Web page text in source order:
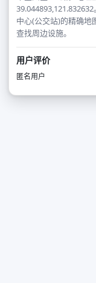
中心(公交站)的精确地
查找周边设施。
用户评价
匿名用户